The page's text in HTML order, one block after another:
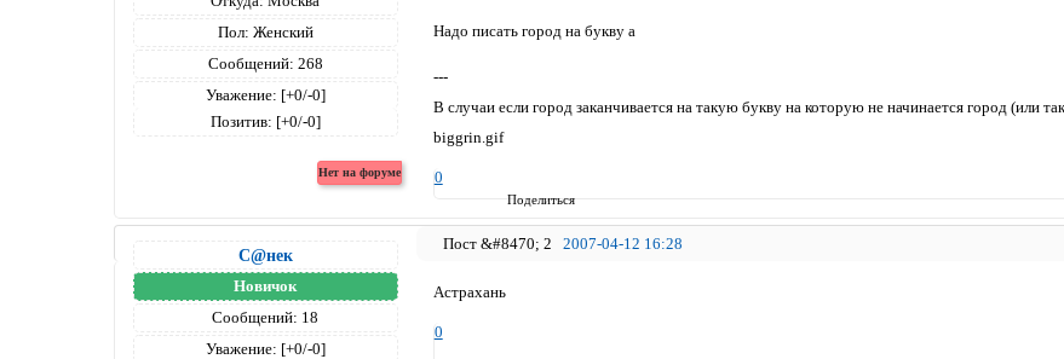
Поделиться
Пол: Женский
Сообщений: 268
Уважение: [+0/-0]
Позитив: [+0/-0]
Надо писать город на букву а
---
В случаи если город заканчивается на такую букву на которую не начинается город (или
biggrin.gif
0
2 2007-04-12 16:28
С@нек
Новичок
Сообщений: 18
Уважение: [+0/-0]
Астрахань
0